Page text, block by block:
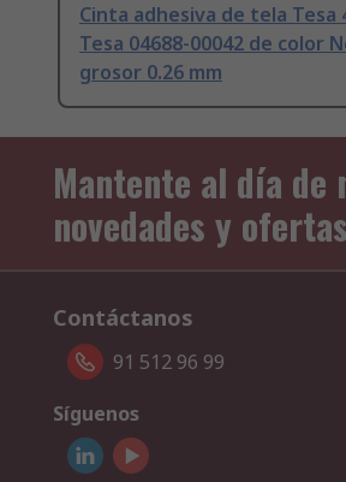
Cinta adhesiva de tela Tesa
Tesa 04688-00042 de color
grosor 0.26 mm
Mantente al día de
novedades y ofertas
Contáctanos
91 512 96 99
Síguenos